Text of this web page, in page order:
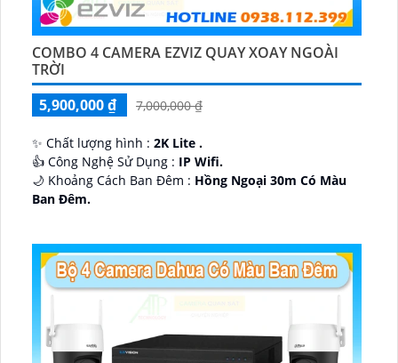
COMBO 4 CAMERA EZVIZ QUAY XOAY NGOÀI
TRỜI
5,900,000 ₫
7,000,000 ₫
✨ Chất lượng hình : 2K Lite .
👍 Công Nghệ Sử Dụng : IP Wifi.
🌙 Khoảng Cách Ban Đêm : Hồng Ngoại 30m Có Màu
Ban Ðêm.